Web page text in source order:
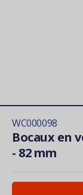
WC000098
Bocaux en
- 82 mm